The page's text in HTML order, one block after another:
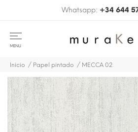
Whatsapp: +34 644
MENU
Inicio Papel pintado MECCA 02